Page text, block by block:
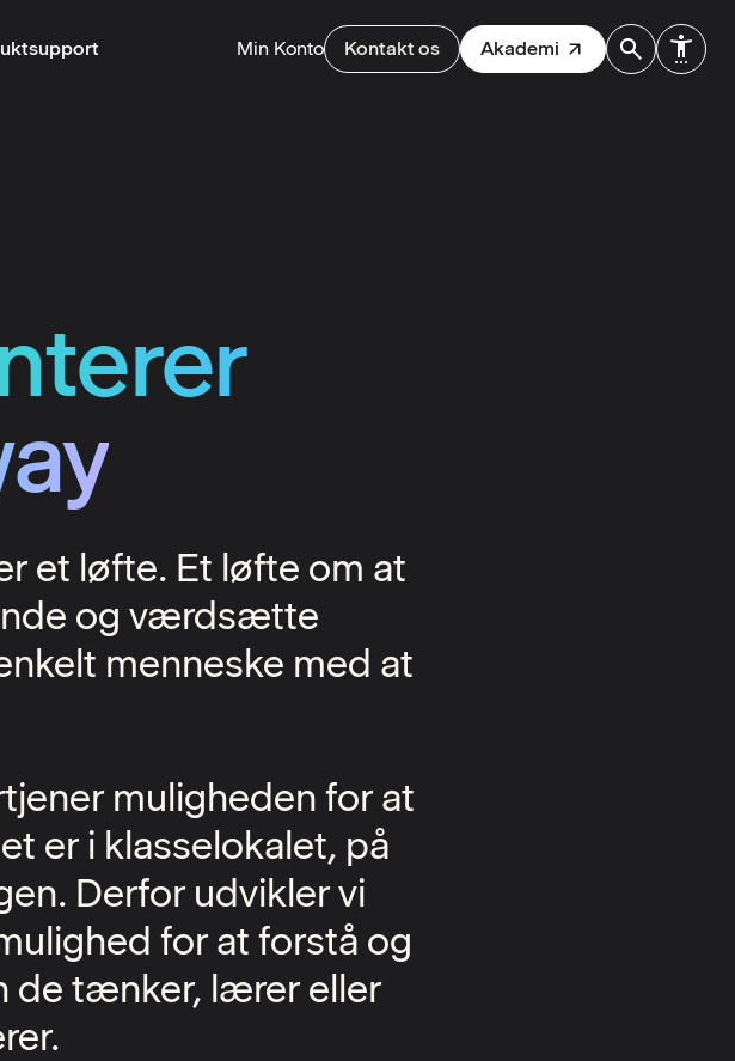
Min Konto Kontakt os Akademi
et løfte. Et løfte om at
og værdsætte
menneske med at
muligheden for at
er i klasselokalet, på
Derfor udvikler vi
for at forstå og
de tænker, lærer eller